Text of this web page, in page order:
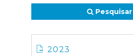
Pesquisar
2023